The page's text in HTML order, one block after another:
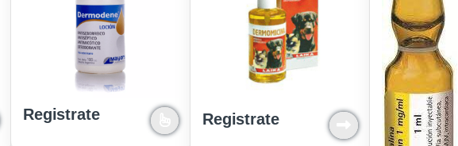
Registrate Registrate